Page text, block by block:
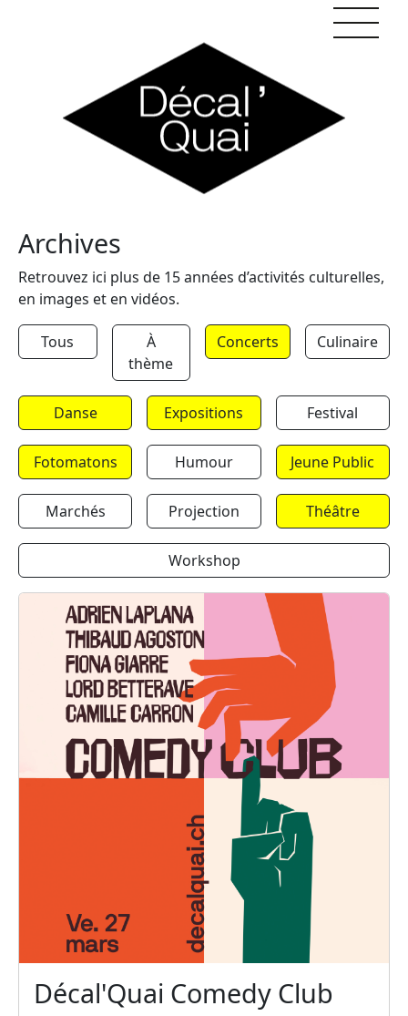
Archives
Retrouvez ici plus de 15 années d’activités culturelles,
en images et en vidéos.
Tous
À
thème
Concerts Culinaire
Danse Expositions Festival
Fotomatons Humour Jeune Public
Marchés Projection Théâtre
Workshop
Décal'Quai Comedy Club